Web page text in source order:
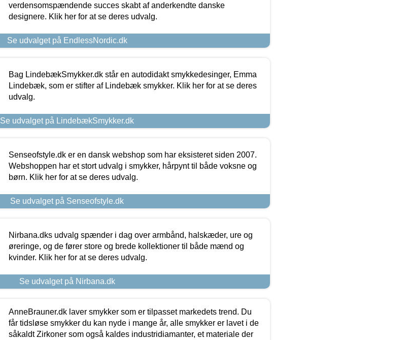
verdensomspændende succes skabt af anderkendte danske
designere. Klik her for at se deres udvalg.
Se udvalget på EndlessNordic.dk
Bag LindebækSmykker.dk står en autodidakt smykkedesinger, Emma
Lindebæk, som er stifter af Lindebæk smykker. Klik her for at se deres
udvalg.
Se udvalget på LindebækSmykker.dk
Senseofstyle.dk er en dansk webshop som har eksisteret siden 2007.
Webshoppen har et stort udvalg i smykker, hårpynt til både voksne og
børn. Klik her for at se deres udvalg.
Se udvalget på Senseofstyle.dk
Nirbana.dks udvalg spænder i dag over armbånd, halskæder, ure og
øreringe, og de fører store og brede kollektioner til både mænd og
kvinder. Klik her for at se deres udvalg.
Se udvalget på Nirbana.dk
AnneBrauner.dk laver smykker som er tilpasset markedets trend. Du
får tidsløse smykker du kan nyde i mange år, alle smykker er lavet i de
såkaldt Zirkoner som også kaldes industridiamanter, et materiale der